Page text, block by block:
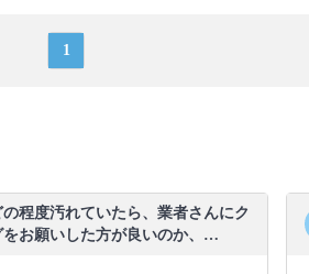
1
程度汚れていたら、業者さんにク
をお願いした方が良いのか、…